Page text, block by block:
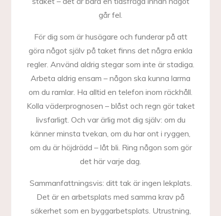
går fel.
För dig som är husägare och funderar på att
göra något själv på taket finns det några enkla
regler. Använd aldrig stegar som inte är stadiga.
Arbeta aldrig ensam – någon ska kunna larma
om du ramlar. Ha alltid en telefon inom räckhåll.
Kolla väderprognosen – blåst och regn gör taket
livsfarligt. Och var ärlig mot dig själv: om du
känner minsta tvekan, om du har ont i ryggen,
om du är höjdrädd – låt bli. Ring någon som gör
det här varje dag.
Sammanfattningsvis: ditt tak är ingen lekplats.
Det är en arbetsplats med samma krav på
säkerhet som en byggarbetsplats. Utrustning,